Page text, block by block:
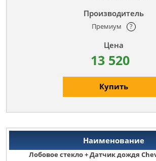
Премиум ?
13 520
Купить
Лобовое стекло + Датчик дождя